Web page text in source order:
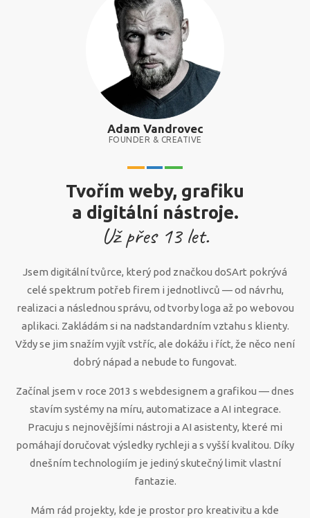
Adam Vandrovec
FOUNDER & CREATIVE
Tvořím weby, grafiku
a digitální nástroje.
Už přes 13let.
Jsem digitální tvůrce, který pod značkou doSArt pokrývá
celé spektrum potřeb firem i jednotlivců — od návrhu,
realizaci a následnou správu, od tvorby loga až po webovou
aplikaci. Zakládám si na nadstandardním vztahu s klienty.
Vždy se jim snažím vyjít vstříc, ale dokážu i říct, že něco není
dobrý nápad a nebude to fungovat.
Začínal jsem v roce 2013 s webdesignem a grafikou — dnes
stavím systémy na míru, automatizace a AI integrace.
Pracuju s nejnovějšími nástroji a AI asistenty, které mi
pomáhají doručovat výsledky rychleji a s vyšší kvalitou. Díky
dnešním technologiím je jediný skutečný limit vlastní
fantazie.
Mám rád projekty, kde je prostor pro kreativitu a kde